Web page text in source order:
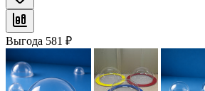
Выгода 581 ₽